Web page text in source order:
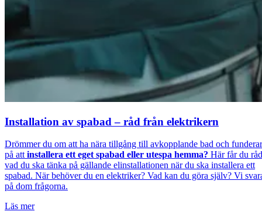
Installation av spabad – råd från elektrikern
Drömmer du om att ha nära tillgång till avkopplande bad och funderar
på attinstallera ett eget spabad eller utespa hemma? Här får du råd
vad du ska tänka på gällande elinstallationen när du ska installera ett
spabad. När behöver du en elektriker? Vad kan du göra själv? Vi
på dom frågorna.
Läs mer